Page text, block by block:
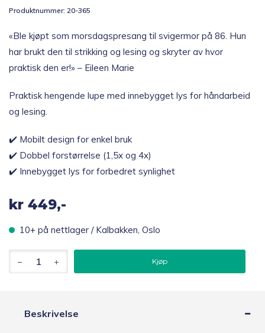
Produktnummer: 20-365
«Ble kjøpt som morsdagspresang til svigermor på 86. Hun
har brukt den til strikking og lesing og skryter av hvor
praktisk den er!» – Eileen Marie
Praktisk hengende lupe med innebygget lys for håndarbeid
og lesing.
✔️ Mobilt design for enkel bruk
✔️ Dobbel forstørrelse (1,5x og 4x)
✔️ Innebygget lys for forbedret synlighet
kr 449,-
10+ på nettlager / Kalbakken, Oslo
Hengende
Lupe
Kjøp
Beskrivelse